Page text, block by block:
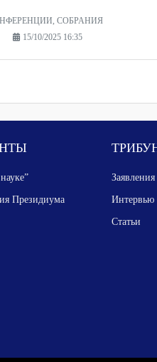
СОБРАНИЯ
15/10/2025 16:35
Президиума
Заявления
Интервью
Статьи